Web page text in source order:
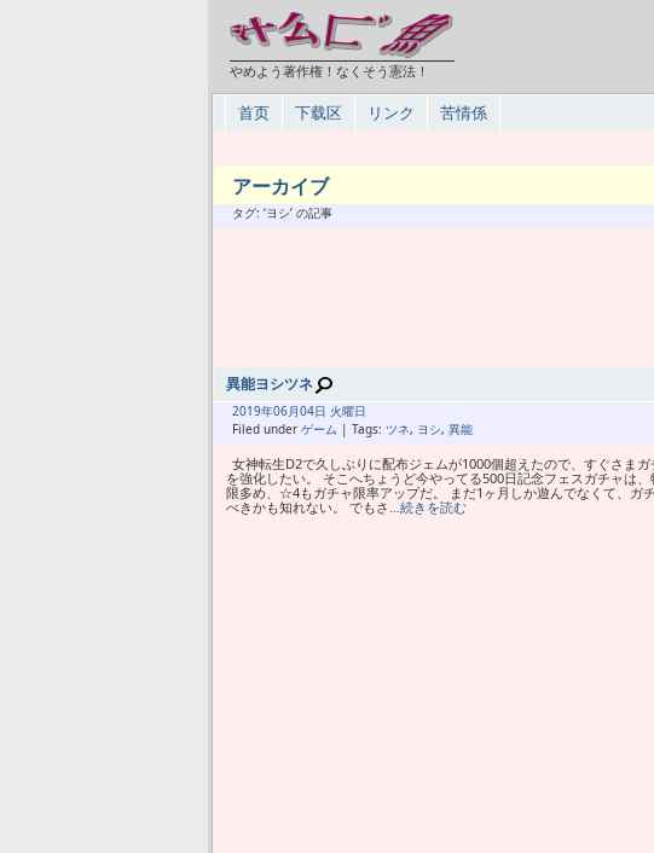
やめよう著作権！なくそう憲法！
首页 下载区 リンク 苦情係
アーカイブ
タグ: ‘ヨシ’ の記事
異能ヨシツネ
2019年06月04日 火曜日
Filed under ゲーム | Tags: ツネ, ヨシ, 異能
女神転生D2で久しぶりに配布ジェムが1000個超えたので、すぐさま
を強化したい。 そこへちょうど今やってる500日記念フェスガチャは
限多め、☆4もガチャ限率アップだ。 まだ1ヶ月しか遊んでなくて、ガ
べきかも知れない。 でもさ …続きを読む